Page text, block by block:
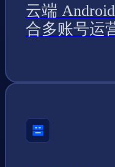
云端
合多账号运